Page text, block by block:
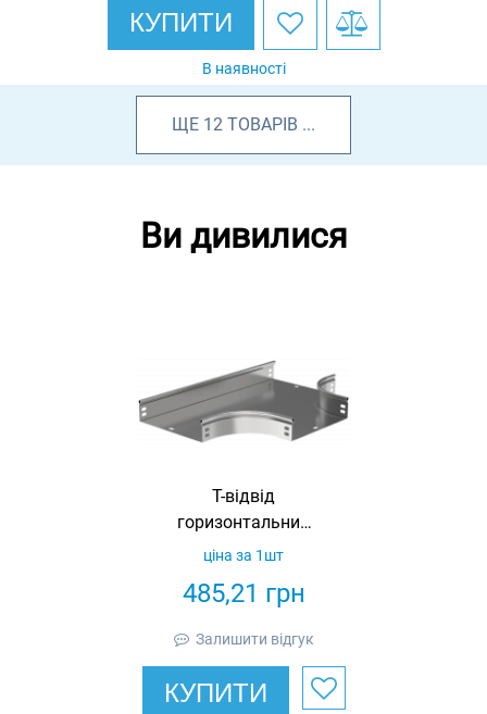
КУПИТИ
В наявності
ЩЕ 12 ТОВАРІВ ...
Ви дивилися
Т-відвід
горизонтальний
200х100 IEK
485,21 грн
ціна за 1шт
Залишити відгук
КУПИТИ